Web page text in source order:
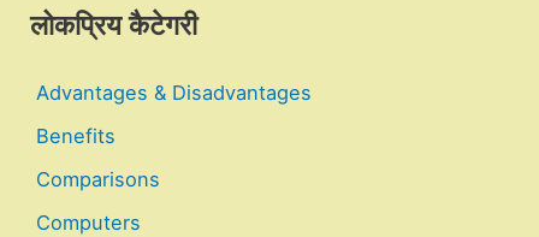
लोकप्रिय कैटेगरी
Advantages & Disadvantages
Benefits
Comparisons
Computers